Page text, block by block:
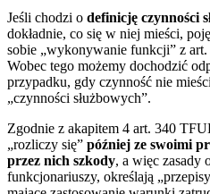
Jeśli chodzi o definicję czynności
dokładnie, co się w niej mieści,
sobie „wykonywanie funkcji” z
Wobec tego możemy dochodzić
przypadku, gdy czynność nie
„czynności służbowych”.
Zgodnie z akapitem 4 art. 340
„rozliczy się” później ze swoimi
przez nich szkody, a więc zasady
funkcjonariuszy, określają